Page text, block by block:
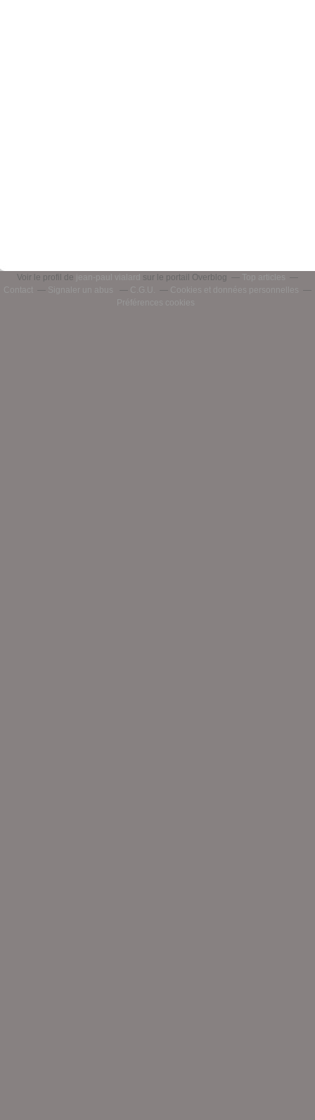
Voir le profil de jean-paul vialard sur le portail Overblog
Top articles
Contact
Signaler un abus C.G.U.
Cookies et données personnelles
Préférences cookies